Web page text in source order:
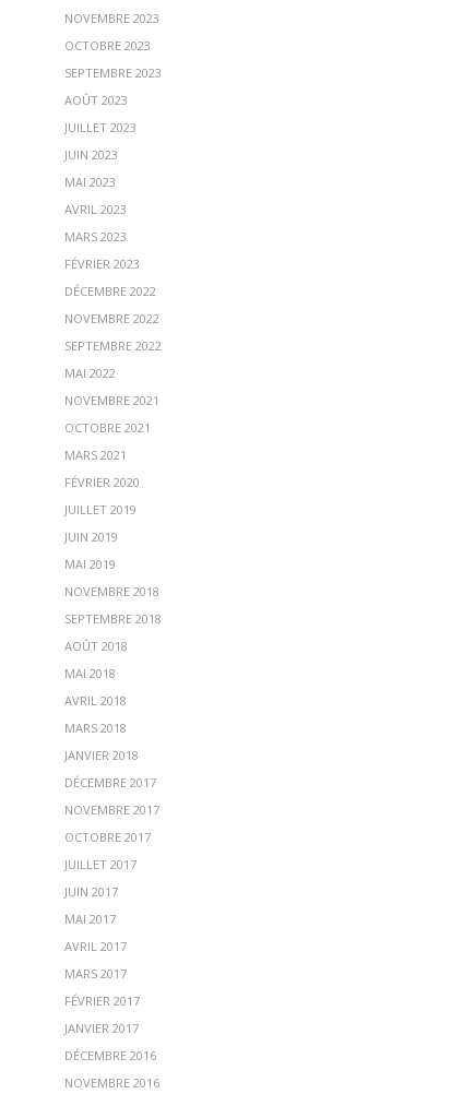
NOVEMBRE 2023
OCTOBRE 2023
SEPTEMBRE 2023
AOÛT 2023
JUILLET 2023
JUIN 2023
MAI 2023
AVRIL 2023
MARS 2023
FÉVRIER 2023
DÉCEMBRE 2022
NOVEMBRE 2022
SEPTEMBRE 2022
MAI 2022
NOVEMBRE 2021
OCTOBRE 2021
MARS 2021
FÉVRIER 2020
JUILLET 2019
JUIN 2019
MAI 2019
NOVEMBRE 2018
SEPTEMBRE 2018
AOÛT 2018
MAI 2018
AVRIL 2018
MARS 2018
JANVIER 2018
DÉCEMBRE 2017
NOVEMBRE 2017
OCTOBRE 2017
JUILLET 2017
JUIN 2017
MAI 2017
AVRIL 2017
MARS 2017
FÉVRIER 2017
JANVIER 2017
DÉCEMBRE 2016
NOVEMBRE 2016